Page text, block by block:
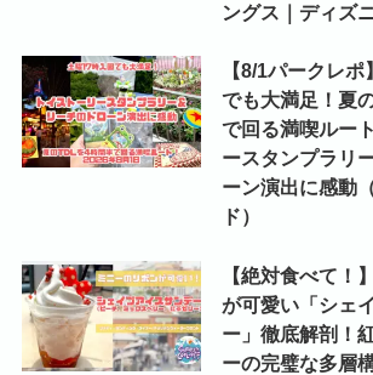
ングス｜ディズ
【8/1パークレ
でも大満足！夏
で回る満喫ルー
ースタンプラリ
ーン演出に感動
ド）
【絶対食べて！
が可愛い「シェ
ー」徹底解剖！
ーの完璧な多層